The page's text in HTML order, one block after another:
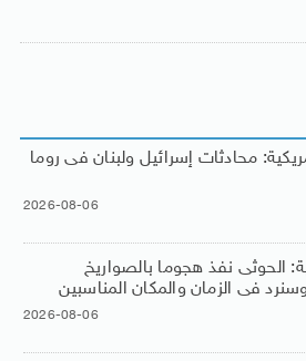
محادثات إسرائيل ولبنان فى روما
2026-08-06
الحوثى نفذ هجوما بالصواريخ
فى الزمان والمكان المناسبين
2026-08-06